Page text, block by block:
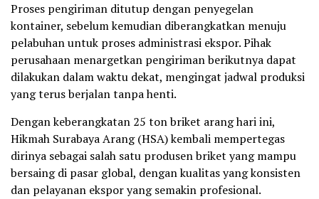
Proses pengiriman ditutup dengan penyegelan
kontainer, sebelum kemudian diberangkatkan menuju
pelabuhan untuk proses administrasi ekspor. Pihak
perusahaan menargetkan pengiriman berikutnya dapat
dilakukan dalam waktu dekat, mengingat jadwal produksi
yang terus berjalan tanpa henti.
Dengan keberangkatan 25 ton briket arang hari ini,
Hikmah Surabaya Arang (HSA) kembali mempertegas
dirinya sebagai salah satu produsen briket yang mampu
bersaing di pasar global, dengan kualitas yang konsisten
dan pelayanan ekspor yang semakin profesional.